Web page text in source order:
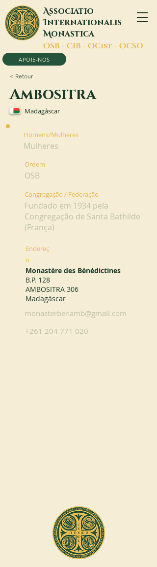
Associatio
Internationalis
Monastica
OSB - CIB - OCist - OCSO
APOIE-NOS
< Retour
Ambositra
Madagáscar
Homens/Mulheres
Mulheres
Ordem
OSB
Congregação / Federação
Fundado em 1934 pela
Congregação de Santa Bathilde
(França)
Endereç
o
Monastère des Bénédictines
B.P. 128
AMBOSITRA 306
Madagáscar
monasterbenamb@gmail.com
+261 204 771 020